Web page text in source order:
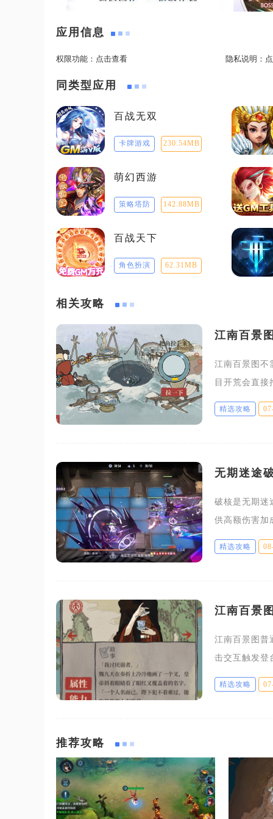
应用信息
权限功能： 点击查看 隐私说明：
同类型应用
百战无双
卡牌游戏 230.54MB
萌幻西游
策略塔防 142.88MB
百战天下
角色扮演 62.31MB
相关攻略
江南百景
江南百景图不
目开荒会直
才是长期发展
这类土地能直
精选攻略
无期迷途
破核是无期迷
供高额伤害加
线等高难内容
英怪、BOS
精选攻略
江南百景
江南百景图普
击交互触发登
台属于静态娱
也无法让居民
精选攻略
推荐攻略